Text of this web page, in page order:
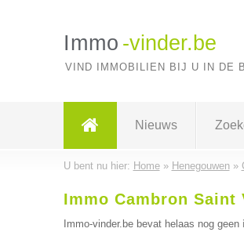
Immo -vinder.be
VIND IMMOBILIEN BIJ U IN DE
Nieuws
U bent nu hier: Home» Henegouwen»
Immo Cambron Saint
Immo-vinder.be bevat helaas nog geen